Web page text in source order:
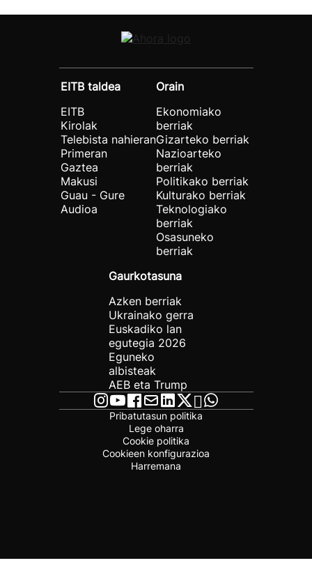
EITB taldea
EITB
Kirolak
Telebista nahieran
Primeran
Gaztea
Makusi
Guau - Gure
Audioa
Orain
Ekonomiako
berriak
Gizarteko berriak
Nazioarteko
berriak
Politikako berriak
Kulturako berriak
Teknologiako
berriak
Osasuneko
berriak
Gaurkotasuna
Azken berriak
Ukrainako gerra
Euskadiko lan
egutegia 2026
Eguneko
albisteak
AEB eta Trump
Pribatutasun politika
Lege oharra
Cookie politika
Cookieen konfigurazioa
Harremana